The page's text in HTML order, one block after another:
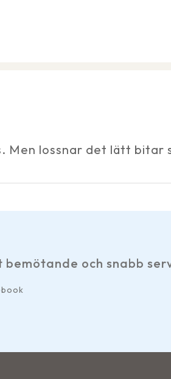
Men lossnar det lätt bitar
och snabb